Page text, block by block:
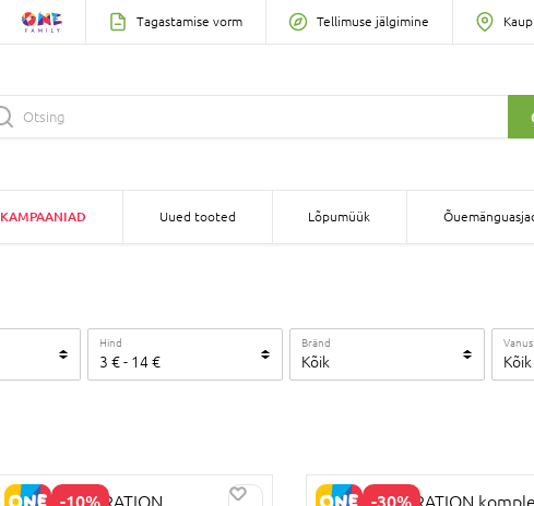
Tagastamise vorm Tellimuse jälgimine
KAMPAANIAD Uued tooted Lõpumüük
Hind
3 €- 14€
Bränd
Kõik
Vanus
Kõik
-10%
WOW GENERATION
-30%
WOW GENERATION